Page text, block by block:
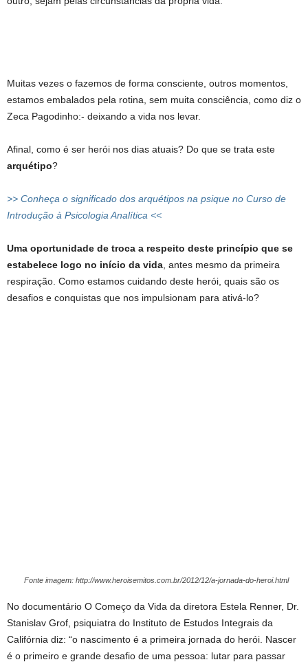
Muitas vezes o fazemos de forma consciente, outros momentos,
estamos embalados pela rotina, sem muita consciência, como diz o
Zeca Pagodinho:- deixando a vida nos levar.
Afinal, como é ser herói nos dias atuais? Do que se trata este
arquétipo?
>> Conheça o significado dos arquétipos na psique no Curso de
Introdução à Psicologia Analítica <<
Uma oportunidade de troca a respeito deste princípio que se
estabelece logo no início da vida , antes mesmo da primeira
respiração. Como estamos cuidando deste herói, quais são os
desafios e conquistas que nos impulsionam para ativá-lo?
Fonte imagem: http://www.heroisemitos.com.br/2012/12/a-jornada-do-heroi.html
No documentário O Começo da Vida da diretora Estela Renner, Dr.
Stanislav Grof, psiquiatra do Instituto de Estudos Integrais da
Califórnia diz: “o nascimento é a primeira jornada do herói. Nascer
é o primeiro e grande desafio de uma pessoa: lutar para passar